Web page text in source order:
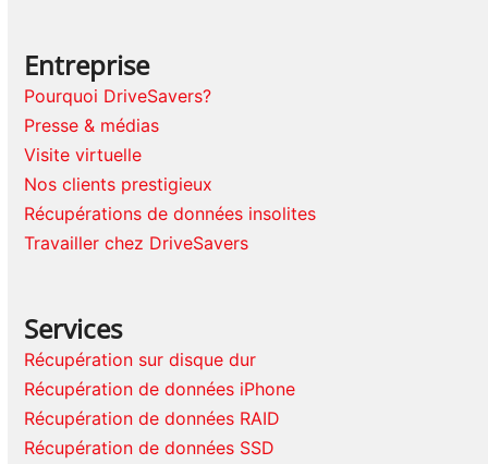
Entreprise
Pourquoi DriveSavers?
Presse & médias
Visite virtuelle
Nos clients prestigieux
Récupérations de données insolites
Travailler chez DriveSavers
Services
Récupération sur disque dur
Récupération de données iPhone
Récupération de données RAID
Récupération de données SSD